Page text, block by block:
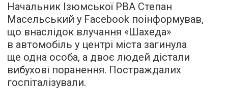
Начальник Ізюмської РВА Степан
Масельський у Facebook поінформував,
що внаслідок влучання «Шахеда»
в автомобіль у центрі міста загинула
ще одна особа, а двоє людей дістали
вибухові поранення. Постраждалих
госпіталізували.